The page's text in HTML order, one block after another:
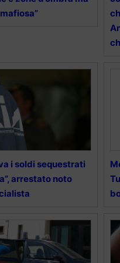
i soldi sequestrati
arrestato noto